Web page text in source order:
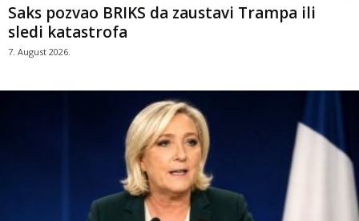
Saks pozvao BRIKS da zaustavi Trampa ili
sledi katastrofa
7. August 2026.